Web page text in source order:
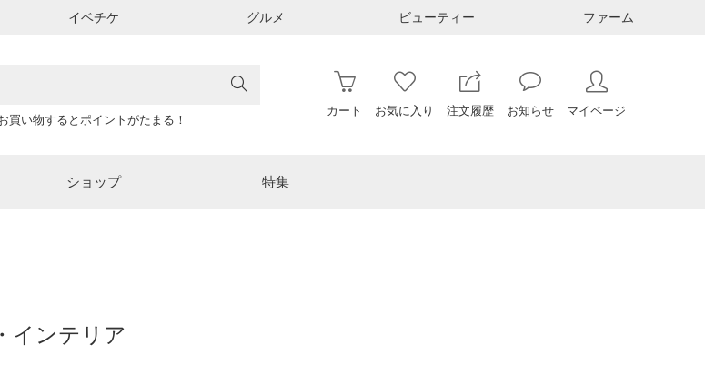
イベチケ グルメ ビューティー ファーム
買い物するとポイントがたまる！
カート お気に入り 注文履歴 お知らせ マイページ
ショップ 特集
インテリア